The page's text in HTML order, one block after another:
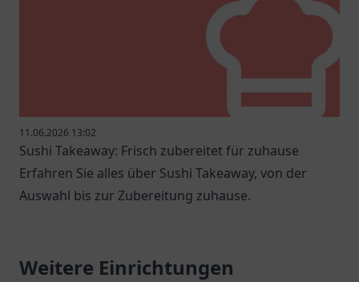
11.06.2026 13:02
Sushi Takeaway: Frisch zubereitet für zuhause
Erfahren Sie alles über Sushi Takeaway, von der
Auswahl bis zur Zubereitung zuhause.
Weitere Einrichtungen